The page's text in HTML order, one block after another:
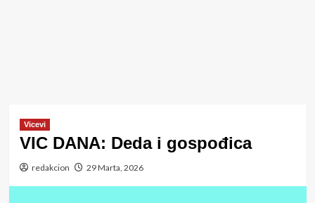
Vicevi
VIC DANA: Deda i gospođica
redakcion 29 Marta, 2026